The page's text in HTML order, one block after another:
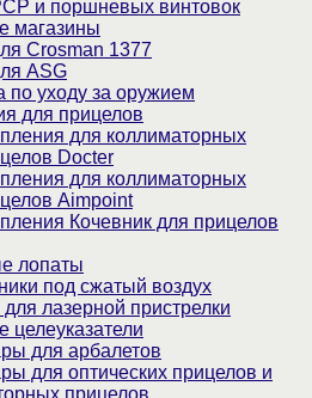
и поршневых винтовок
магазины
Crosman 1377
ASG
по уходу за оружием
для прицелов
для коллиматорных
Docter
для коллиматорных
Aimpoint
Кочевник для прицелов
лопаты
под сжатый воздух
лазерной пристрелки
целеуказатели
для арбалетов
для оптических прицелов и
прицелов